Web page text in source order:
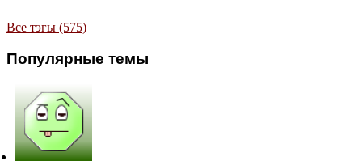
Все тэгы (575)
Популярные темы